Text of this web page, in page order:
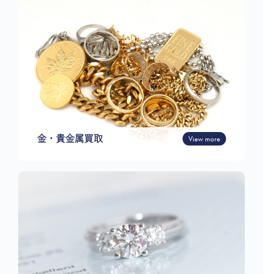
金・貴金属買取 View more